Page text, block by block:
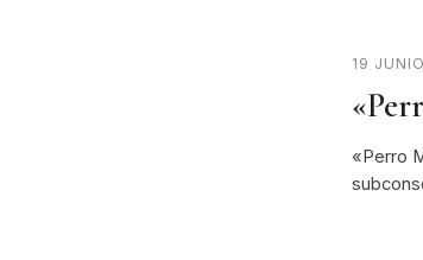
19
«Perro